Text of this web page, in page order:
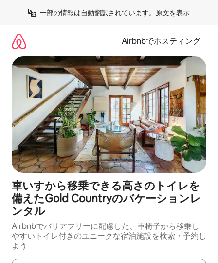
一部の情報は自動翻訳されています。 原文を表示
Airbnbでホスティング
車いすから移乗できる高さのトイレを
備えたGold Countryのバケーションレ
ンタル
Airbnbでバリアフリーに配慮した、車椅子から移乗し
やすいトイレ付きのユニークな宿泊施設を検索・予約し
よう